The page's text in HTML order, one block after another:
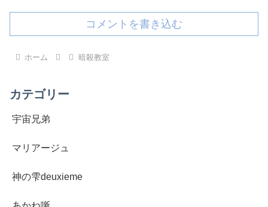
コメントを書き込む
ホーム 暗殺教室
カテゴリー
宇宙兄弟
マリアージュ
神の雫deuxieme